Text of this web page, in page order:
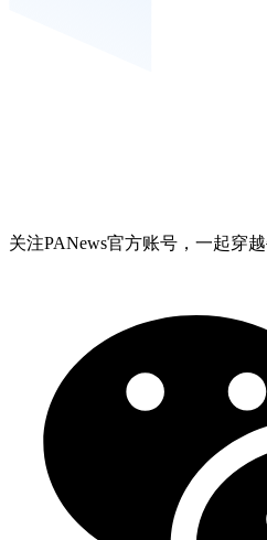
关注PANews官方账号，一起穿